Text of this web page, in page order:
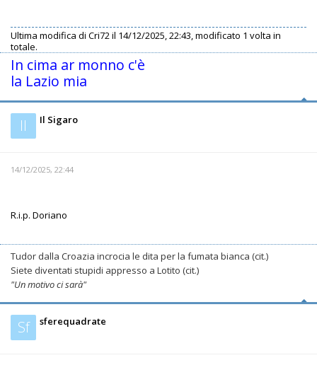
Ultima modifica di Cri72 il 14/12/2025, 22:43, modificato 1 volta in
totale.
In cima ar monno c'è
la Lazio mia
Il Il Sigaro
14/12/2025, 22:44
R.i.p. Doriano
Tudor dalla Croazia incrocia le dita per la fumata bianca (cit.)
Siete diventati stupidi appresso a Lotito (cit.)
"Un motivo ci sarà"
Sf sferequadrate